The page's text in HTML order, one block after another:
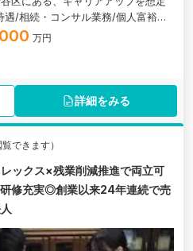
/相続・コンサル業務/個人富裕層
税理士法人の求人です。
万円
詳細をみる
できます）
ックス×残業削減推進で両立可
修充実◎創業以来24年連続で売